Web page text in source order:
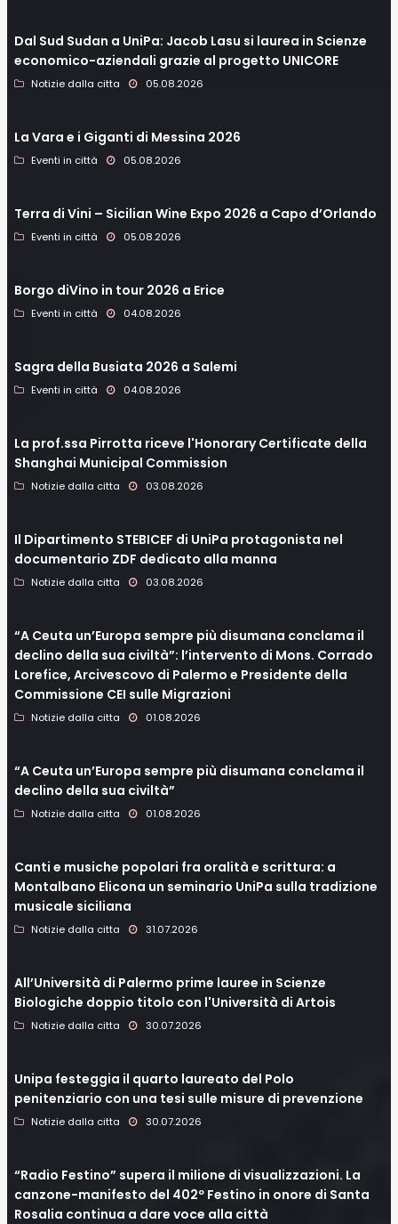
Dal Sud Sudan a UniPa: Jacob Lasu si laurea in Scienze
economico-aziendali grazie al progetto UNICORE
Notizie dalla citta 05.08.2026
La Vara e i Giganti di Messina 2026
Eventi in città 05.08.2026
Terra di Vini – Sicilian Wine Expo 2026 a Capo d’Orlando
Eventi in città 05.08.2026
Borgo diVino in tour 2026 a Erice
Eventi in città 04.08.2026
Sagra della Busiata 2026 a Salemi
Eventi in città 04.08.2026
La prof.ssa Pirrotta riceve l'Honorary Certificate della
Shanghai Municipal Commission
Notizie dalla citta 03.08.2026
Il Dipartimento STEBICEF di UniPa protagonista nel
documentario ZDF dedicato alla manna
Notizie dalla citta 03.08.2026
“A Ceuta un’Europa sempre più disumana conclama il
declino della sua civiltà”: l’intervento di Mons. Corrado
Lorefice, Arcivescovo di Palermo e Presidente della
Commissione CEI sulle Migrazioni
Notizie dalla citta 01.08.2026
“A Ceuta un’Europa sempre più disumana conclama il
declino della sua civiltà”
Notizie dalla citta 01.08.2026
Canti e musiche popolari fra oralità e scrittura: a
Montalbano Elicona un seminario UniPa sulla tradizione
musicale siciliana
Notizie dalla citta 31.07.2026
All’Università di Palermo prime lauree in Scienze
Biologiche doppio titolo con l'Università di Artois
Notizie dalla citta 30.07.2026
Unipa festeggia il quarto laureato del Polo
penitenziario con una tesi sulle misure di prevenzione
Notizie dalla citta 30.07.2026
“Radio Festino” supera il milione di visualizzazioni. La
canzone-manifesto del 402º Festino in onore di Santa
Rosalia continua a dare voce alla città